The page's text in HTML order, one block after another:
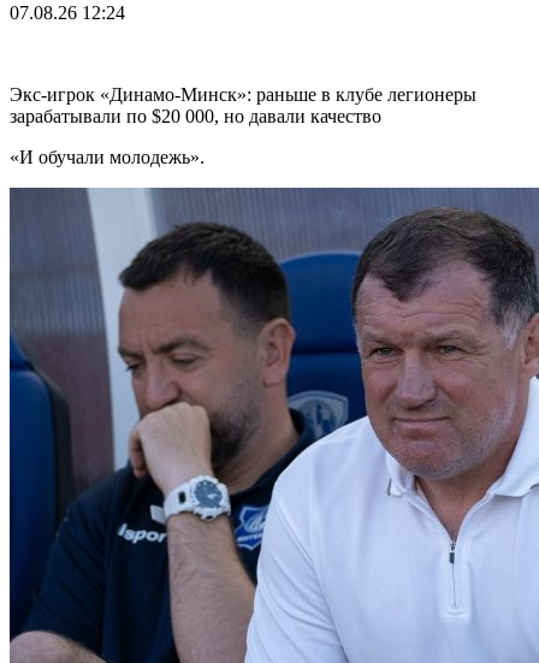
07.08.26 12:24
Экс-игрок «Динамо-Минск»: раньше в клубе легионеры
зарабатывали по $20 000, но давали качество
«И обучали молодежь».